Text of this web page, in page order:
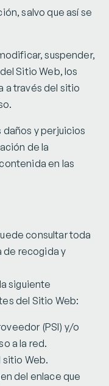
salvo que así se
suspender,
Sitio Web, los
a través del sitio
daños y perjuicios
de la
en las
consultar toda
de recogida y
siguiente
del Sitio Web:
(PSI) y/o
a la red.
sitio Web.
del enlace que